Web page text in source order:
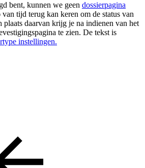
bent, kunnen we geen dossierpagina
tijd terug kan keren om de status van
plaats daarvan krijg je na indienen van het
te zien. De tekst is
instellingen.